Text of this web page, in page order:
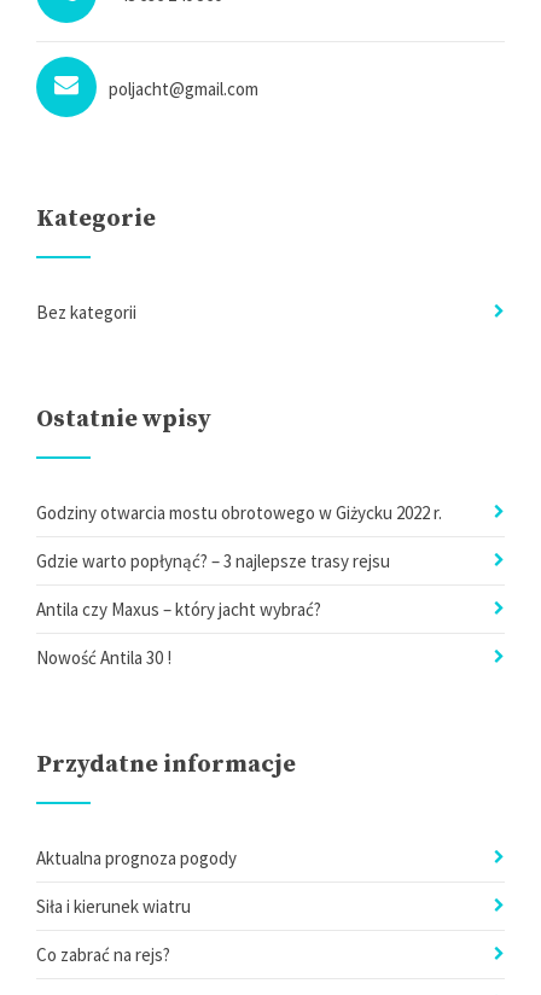
poljacht@gmail.com
Kategorie
Bez kategorii
Ostatnie wpisy
Godziny otwarcia mostu obrotowego w Giżycku 2022 r.
Gdzie warto popłynąć? – 3 najlepsze trasy rejsu
Antila czy Maxus – który jacht wybrać?
Nowość Antila 30 !
Przydatne informacje
Aktualna prognoza pogody
Siła i kierunek wiatru
Co zabrać na rejs?